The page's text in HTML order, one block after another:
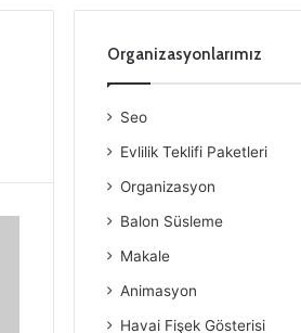
Organizasyonlarımız
Seo
Evlilik Teklifi Paketleri
Organizasyon
Balon Süsleme
Makale
Animasyon
Havai Fişek Gösterisi